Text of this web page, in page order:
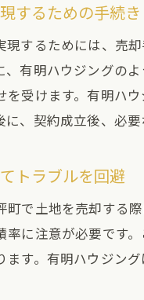
するための手続き
現するためには、売
、有明ハウジングの
を受けます。有明ハ
、契約成立後、必
トラブルを回避
町で土地を売却する
率に注意が必要です
す。有明ハウジン